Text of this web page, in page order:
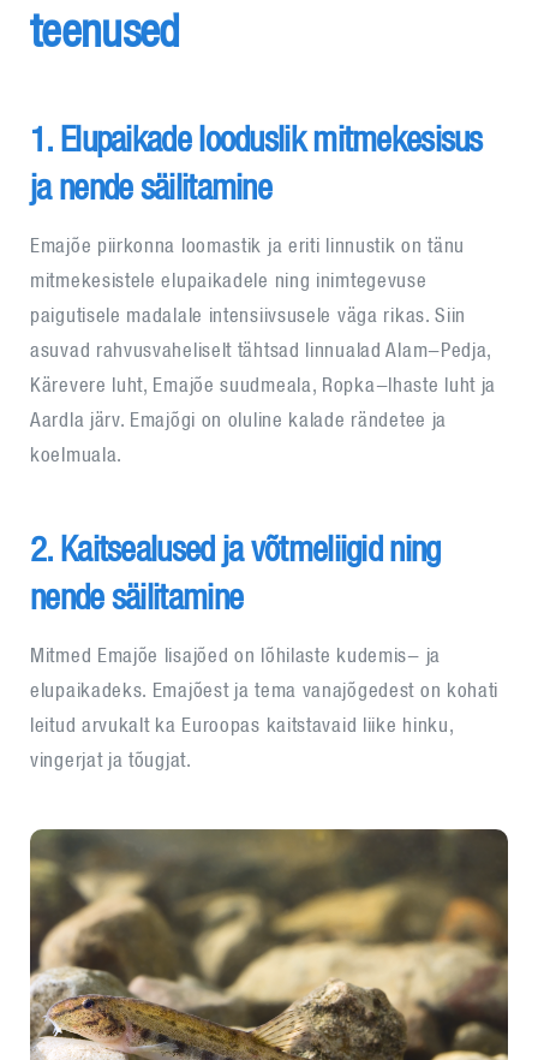
teenused
1. Elupaikade looduslik mitmekesisus
ja nende säilitamine
Emajõe piirkonna loomastik ja eriti linnustik on tänu
mitmekesistele elupaikadele ning inimtegevuse
paigutisele madalale intensiivsusele väga rikas. Siin
asuvad rahvusvaheliselt tähtsad linnualad Alam-Pedja,
Kärevere luht, Emajõe suudmeala, Ropka-lhaste luht ja
Aardla järv. Emajõgi on oluline kalade rändetee ja
koelmuala.
2. Kaitsealused ja võtmeliigid ning
nende säilitamine
Mitmed Emajõe lisajõed on lõhilaste kudemis- ja
elupaikadeks. Emajõest ja tema vanajõgedest on kohati
leitud arvukalt ka Euroopas kaitstavaid liike hinku,
vingerjat ja tõugjat.